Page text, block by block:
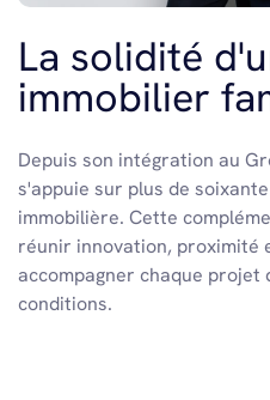
La solidité
immobilier
Depuis son intégration au
s'appuie sur plus de
immobilière. Cette
réunir innovation, proximité
accompagner chaque projet
conditions.